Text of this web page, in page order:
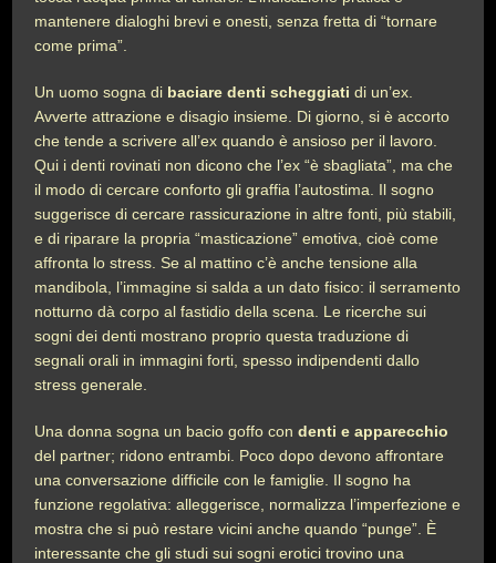
mantenere dialoghi brevi e onesti, senza fretta di “tornare
come prima”.
Un uomo sogna di baciare denti scheggiati di un’ex.
Avverte attrazione e disagio insieme. Di giorno, si è accorto
che tende a scrivere all’ex quando è ansioso per il lavoro.
Qui i denti rovinati non dicono che l’ex “è sbagliata”, ma che
il modo di cercare conforto gli graffia l’autostima. Il sogno
suggerisce di cercare rassicurazione in altre fonti, più stabili,
e di riparare la propria “masticazione” emotiva, cioè come
affronta lo stress. Se al mattino c’è anche tensione alla
mandibola, l’immagine si salda a un dato fisico: il serramento
notturno dà corpo al fastidio della scena. Le ricerche sui
sogni dei denti mostrano proprio questa traduzione di
segnali orali in immagini forti, spesso indipendenti dallo
stress generale.
Una donna sogna un bacio goffo condenti e apparecchio
del partner; ridono entrambi. Poco dopo devono affrontare
una conversazione difficile con le famiglie. Il sogno ha
funzione regolativa: alleggerisce, normalizza l’imperfezione e
mostra che si può restare vicini anche quando “punge”. È
interessante che gli studi sui sogni erotici trovino una